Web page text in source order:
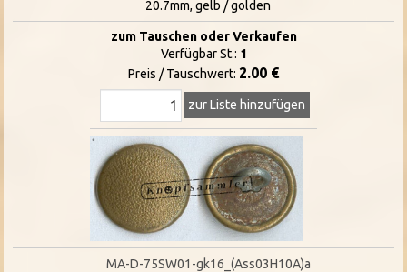
20.7mm, gelb / golden
zum Tauschen oder Verkaufen
Verfügbar St.: 1
Preis / Tauschwert: 2.00 €
zur Liste hinzufügen
MA-D-75SW01-gk16_(Ass03H10A)a